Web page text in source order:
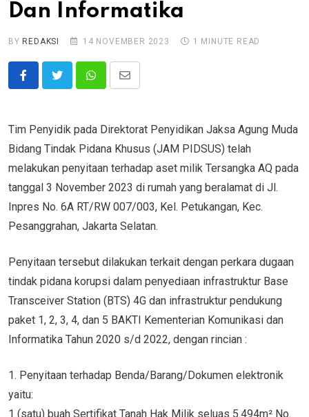
Dan Informatika
BY REDAKSI 14 NOVEMBER 2023 1 MINUTE READ
WhatsappShare
Email
Tim Penyidik pada Direktorat Penyidikan Jaksa Agung Muda
Bidang Tindak Pidana Khusus (JAM PIDSUS) telah
melakukan penyitaan terhadap aset milik Tersangka AQ pada
tanggal 3 November 2023 di rumah yang beralamat di Jl.
Inpres No. 6A RT/RW 007/003, Kel. Petukangan, Kec.
Pesanggrahan, Jakarta Selatan.
Penyitaan tersebut dilakukan terkait dengan perkara dugaan
tindak pidana korupsi dalam penyediaan infrastruktur Base
Transceiver Station (BTS) 4G dan infrastruktur pendukung
paket 1, 2, 3, 4, dan 5 BAKTI Kementerian Komunikasi dan
Informatika Tahun 2020 s/d 2022, dengan rincian :
1. Penyitaan terhadap Benda/Barang/Dokumen elektronik
yaitu:
1 (satu) buah Sertifikat Tanah Hak Milik seluas 5.494m² No.